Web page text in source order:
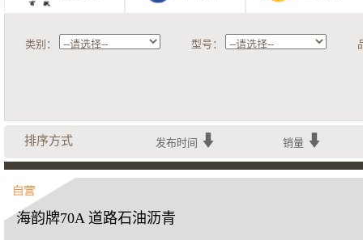
类别： 型号：
排序方式 发布时间 销量
海韵牌70A 道路石油沥青